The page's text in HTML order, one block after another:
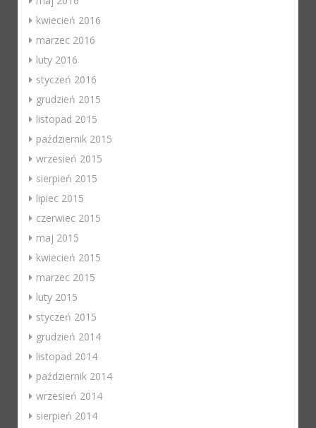
kwiecień 2016
marzec 2016
luty 2016
styczeń 2016
grudzień 2015
listopad 2015
październik 2015
wrzesień 2015
sierpień 2015
lipiec 2015
czerwiec 2015
maj 2015
kwiecień 2015
marzec 2015
luty 2015
styczeń 2015
grudzień 2014
listopad 2014
październik 2014
wrzesień 2014
sierpień 2014